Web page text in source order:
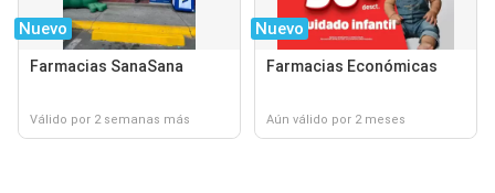
Nuevo
Farmacias SanaSana
Válido por 2 semanas más
Nuevo
Farmacias Económicas
Aún válido por 2 meses